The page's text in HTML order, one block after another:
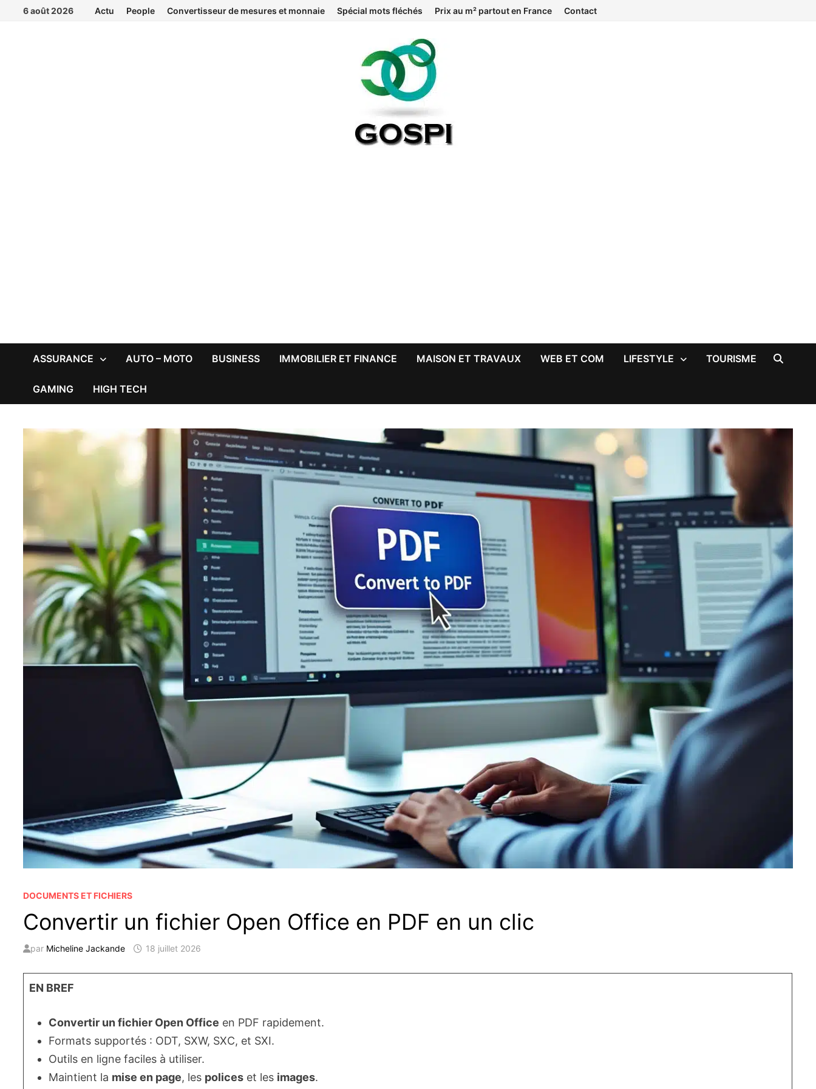
Passer6 août 2026 Actu People Convertisseur de mesures et monnaie Spécial mots fléchés Prix au m² partout en France Contact
ASSURANCE AUTO – MOTO BUSINESS IMMOBILIER ET FINANCE MAISON ET TRAVAUX WEB ET COM LIFESTYLE TOURISME
GAMING HIGH TECH
DOCUMENTS ET FICHIERS
Convertir un fichier Open Office en PDF en un clic
par Micheline Jackande 18 juillet 2026
EN BREF
Convertir un fichier Open Office en PDF rapidement.
Formats supportés : ODT, SXW, SXC, et SXI.
Outils en ligne faciles à utiliser.
Maintient la mise en page, les polices et les images.